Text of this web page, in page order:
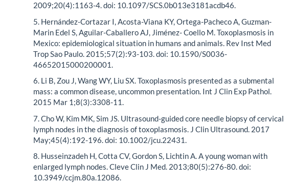
2009;20(4):1163-4. doi: 10.1097/SCS.0b013e3181acdb46.
5. Hernández-Cortazar I, Acosta-Viana KY, Ortega-Pacheco A, Guzman-
Marin Edel S, Aguilar-Caballero AJ, Jiménez- Coello M. Toxoplasmosis in
Mexico: epidemiological situation in humans and animals. Rev Inst Med
Trop Sao Paulo. 2015;57(2):93-103. doi: 10.1590/S0036-
46652015000200001.
6. Li B, Zou J, Wang WY, Liu SX. Toxoplasmosis presented as a submental
mass: a common disease, uncommon presentation. Int J Clin Exp Pathol.
2015 Mar 1;8(3):3308-11.
7. Cho W, Kim MK, Sim JS. Ultrasound-guided core needle biopsy of cervical
lymph nodes in the diagnosis of toxoplasmosis. J Clin Ultrasound. 2017
May;45(4):192-196. doi: 10.1002/jcu.22431.
8. Husseinzadeh H, Cotta CV, Gordon S, Lichtin A. A young woman with
enlarged lymph nodes. Cleve Clin J Med. 2013;80(5):276-80. doi:
10.3949/ccjm.80a.12086.